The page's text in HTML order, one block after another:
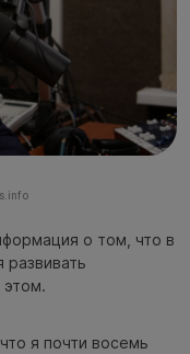
о том, что в
развивать
я почти восемь